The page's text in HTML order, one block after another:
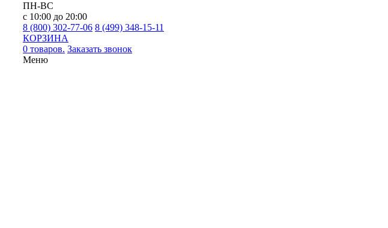
ПН-ВС
с 10:00 до 20:00
8 (800) 302-77-06 8 (499) 348-15-11
КОРЗИНА
0 товаров. Заказать звонок
Меню